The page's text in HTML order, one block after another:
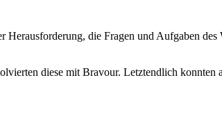
die Fragen und Aufgaben des
diese mit Bravour. Letztendlich konnten